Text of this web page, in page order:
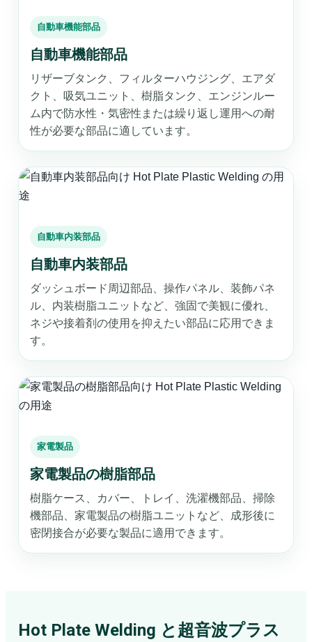
自動車機能部品
自動車機能部品
リザーブタンク、フィルターハウジング、エアダ
クト、吸気ユニット、樹脂タンク、エンジンルー
ム内で防水性・気密性または繰り返し運用への耐
性が必要な部品に適しています。
自動車内装部品
自動車内装部品
ダッシュボード周辺部品、操作パネル、装飾パネ
ル、内装樹脂ユニットなど、強固で美観に優れ、
ネジや接着剤の使用を抑えたい部品に応用できま
す。
家電製品
家電製品の樹脂部品
樹脂ケース、カバー、トレイ、洗濯機部品、掃除
機部品、家電製品の樹脂ユニットなど、成形後に
密閉接合が必要な製品に適用できます。
Hot Plate Welding と超音波プラス